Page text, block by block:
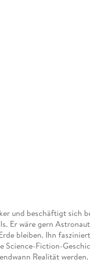
und beschäftigt sich
Er wäre gern
bleiben. Ihn
Science-Fiction-
Realität werden.